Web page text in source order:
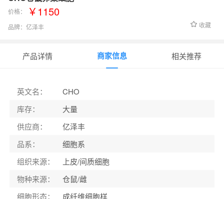
价格： ￥1150
品牌： 亿泽丰 收藏
产品详情 商家信息 相关推荐
英文名：
CHO
库存：
大量
供应商：
亿泽丰
品系：
细胞系
组织来源：
上皮/间质细胞
物种来源：
仓鼠/雌
细胞形态：
成纤维细胞样